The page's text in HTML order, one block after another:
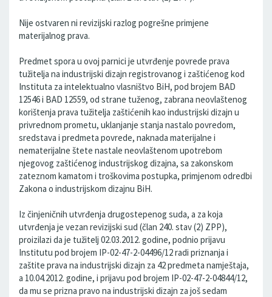
Nije ostvaren ni revizijski razlog pogrešne primjene
materijalnog prava.
Predmet spora u ovoj parnici je utvrđenje povrede prava
tužitelja na industrijski dizajn registrovanog i zaštićenog kod
Instituta za intelektualno vlasništvo BiH, pod brojem BAD
12546 i BAD 12559, od strane tuženog, zabrana neovlaštenog
korištenja prava tužitelja zaštićenih kao industrijski dizajn u
privrednom prometu, uklanjanje stanja nastalo povredom,
sredstava i predmeta povrede, naknada materijalne i
nematerijalne štete nastale neovlaštenom upotrebom
njegovog zaštićenog industrijskog dizajna, sa zakonskom
zateznom kamatom i troškovima postupka, primjenom odredbi
Zakona o industrijskom dizajnu BiH.
Iz činjeničnih utvrđenja drugostepenog suda, a za koja
utvrđenja je vezan revizijski sud (član 240. stav (2) ZPP),
proizilazi da je tužitelj 02.03.2012. godine, podnio prijavu
Institutu pod brojem IP-02-47-2-04496/12 radi priznanja i
zaštite prava na industrijski dizajn za 42 predmeta namještaja,
a 10.04.2012. godine, i prijavu pod brojem IP-02-47-2-04844/12,
da mu se prizna pravo na industrijski dizajn za još sedam